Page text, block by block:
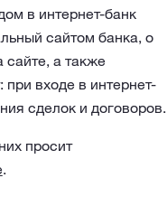
в интернет-банк
сайтом банка, о
а также
входе в интернет-
сделок и договоров.
просит
.